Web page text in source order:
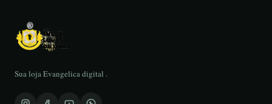
Sua loja Evangelica digital .